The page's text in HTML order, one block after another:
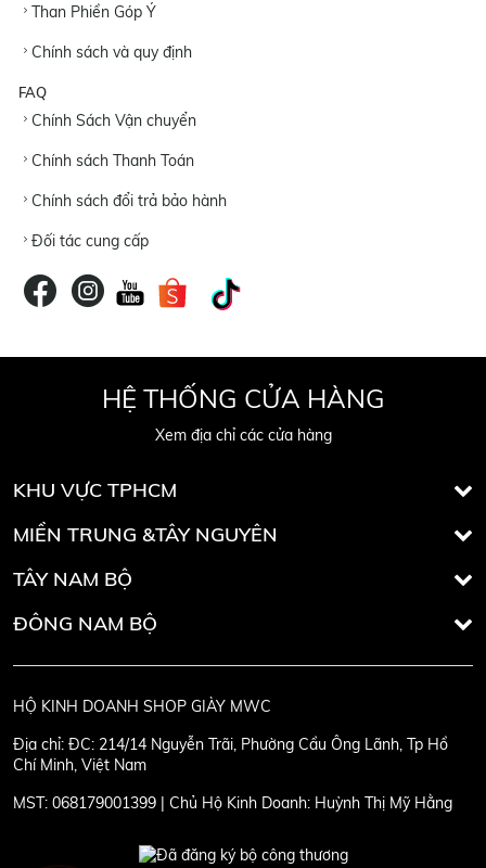
Than Phiền Góp Ý
Chính sách và quy định
FAQ
Chính Sách Vận chuyển
Chính sách Thanh Toán
Chính sách đổi trả bảo hành
Đối tác cung cấp
HỆ THỐNG CỬA HÀNG
Xem địa chỉ các cửa hàng
KHU VỰC TPHCM
MIỀN TRUNG &TÂY NGUYÊN
TÂY NAM BỘ
ĐÔNG NAM BỘ
HỘ KINH DOANH SHOP GIÀY MWC
Địa chỉ: ĐC: 214/14 Nguyễn Trãi, Phường Cầu Ông Lãnh, Tp Hồ
Chí Minh, Việt Nam
MST: 068179001399 | Chủ Hộ Kinh Doanh: Huỳnh Thị Mỹ Hằng